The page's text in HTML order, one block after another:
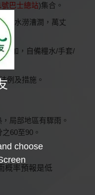
號巴士總站)集合。
，水澇漕澗，萬丈
。
參加，自備糧水/手套/
例及措施。
局部地區有驟雨。
60至90。
choose